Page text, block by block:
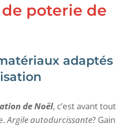
poterie de
adaptés
de Noël, c’est avant tout
Argile autodurcissante? Gain